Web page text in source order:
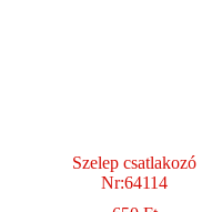
Szelep csatlakozó
Nr:64114